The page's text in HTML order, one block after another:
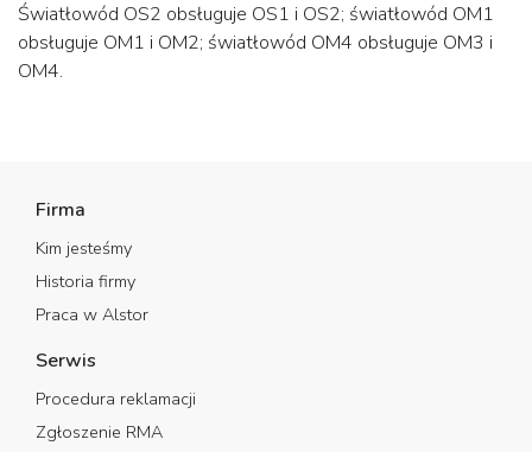
Światłowód OS2 obsługuje OS1 i OS2; światłowód OM1
obsługuje OM1 i OM2; światłowód OM4 obsługuje OM3 i
OM4.
Firma
Kim jesteśmy
Historia firmy
Praca w Alstor
Serwis
Procedura reklamacji
Zgłoszenie RMA